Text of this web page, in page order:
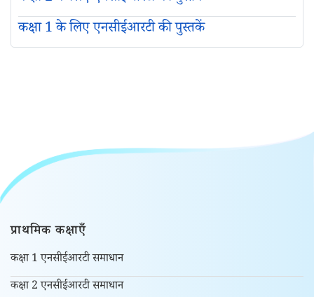
कक्षा 1 के लिए एनसीईआरटी की पुस्तकें
प्राथमिक कक्षाएँ
कक्षा 1 एनसीईआरटी समाधान
कक्षा 2 एनसीईआरटी समाधान